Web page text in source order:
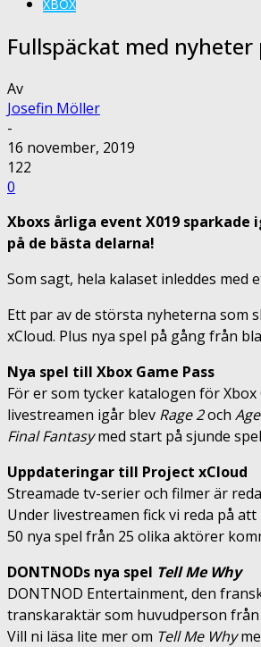
XBOX
Fullspäckat med nyheter
Av
Josefin Möller
-
16 november, 2019
122
0
Xboxs årliga event X019
på de bästa delarna!
Som sagt, hela kalaset inleddes med
Ett par av de största nyheterna som
xCloud. Plus nya spel på gång från
Nya spel till Xbox Game Pass
För er som tycker katalogen för
livestreamen igår blev Rage 2och
Final Fantasymed start på sjunde
Uppdateringar till Project xCloud
Streamade tv-serier och filmer är
Under livestreamen fick vi reda på
50 nya spel från 25 olika aktörer
DONTNODs nya spel Tell Me Why
DONTNOD Entertainment, den
transkaraktär som huvudperson
Vill ni läsa lite mer om Tell Me Why